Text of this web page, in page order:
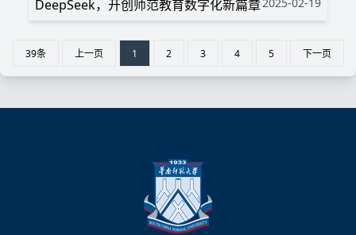
DeepSeek，开创师范教育数字化新篇章
39条 上一页 1 2 3 4 5 下一页